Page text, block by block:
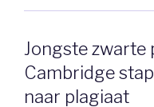
Jongste zwarte
Cambridge
naar plagiaat